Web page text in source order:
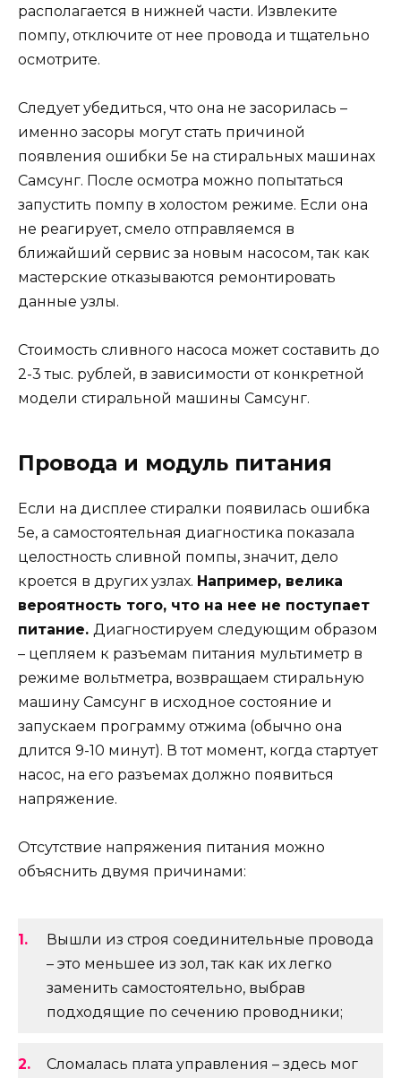
располагается в нижней части. Извлеките
помпу, отключите от нее провода и тщательно
осмотрите.
Следует убедиться, что она не засорилась –
именно засоры могут стать причиной
появления ошибки 5e на стиральных машинах
Самсунг. После осмотра можно попытаться
запустить помпу в холостом режиме. Если она
не реагирует, смело отправляемся в
ближайший сервис за новым насосом, так как
мастерские отказываются ремонтировать
данные узлы.
Стоимость сливного насоса может составить до
2-3 тыс. рублей, в зависимости от конкретной
модели стиральной машины Самсунг.
Провода и модуль питания
Если на дисплее стиралки появилась ошибка
5e, а самостоятельная диагностика показала
целостность сливной помпы, значит, дело
кроется в других узлах. Например, велика
вероятность того, что на нее не поступает
питание. Диагностируем следующим образом
– цепляем к разъемам питания мультиметр в
режиме вольтметра, возвращаем стиральную
машину Самсунг в исходное состояние и
запускаем программу отжима (обычно она
длится 9-10 минут). В тот момент, когда стартует
насос, на его разъемах должно появиться
напряжение.
Отсутствие напряжения питания можно
объяснить двумя причинами:
Вышли из строя соединительные провода
– это меньшее из зол, так как их легко
заменить самостоятельно, выбрав
подходящие по сечению проводники;
Сломалась плата управления – здесь мог